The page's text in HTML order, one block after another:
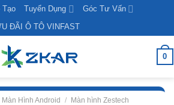
Tạo Tuyển Dụng
Góc Tư Vấn
ĐÃI Ô TÔ VINFAST
0
Màn Hình Android / Màn hình Zestech